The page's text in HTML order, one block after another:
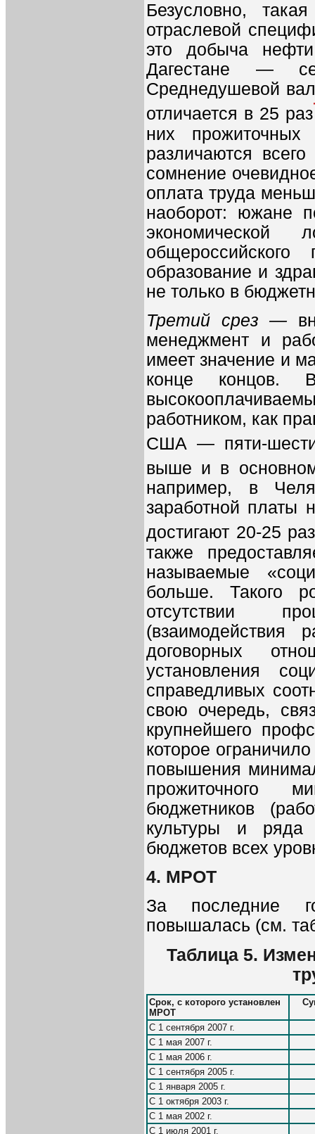
Безусловно,
отраслевой
это добыча
Дагестане —
Среднедушевой
отличается в 25 раз
них
различаются
сомнение
оплата труда
наоборот: южане
образование и
не только в
Третий срез —
менеджмент и
имеет значение и
конце концов.
работником, как
США — пяти-
выше и в
например, в
заработной платы
достигают 20-25 раз
также
называемые
больше. Такого
отсутствии
(взаимодействия
договорных
установления
справедливых
свою очередь,
крупнейшего
которое
повышения
прожиточного
бюджетников
культуры и ряда
бюджетов всех
4. МРОТ
За последние
повышалась (см.
Таблица 5.
Срок, с которого установлен
МРОТ
С 1 сентября 2007 г.
С 1 мая 2007 г.
С 1 мая 2006 г.
С 1 сентября 2005 г.
С 1 января 2005 г.
С 1 октября 2003 г.
С 1 мая 2002 г.
С 1 июля 2001 г.